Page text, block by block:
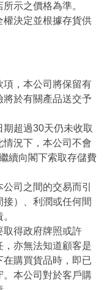
示之價格為準。
權決定並根據存貨供
項，本公司將保留有
於有關產品送交予
超過30天仍未收取
況下，本公司不會
續向閣下索取存儲費
司之間的交易而引
）、利潤或任何間
取得政府牌照或許
亦無法知道顧客是
購買貨品時，即已
。本公司對於客戶購